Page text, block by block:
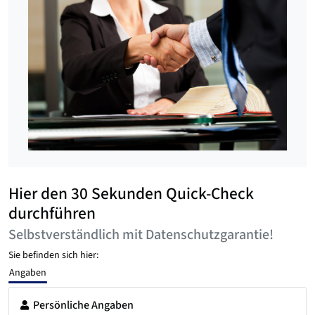
Hier den 30 Sekunden Quick-Check
durchführen
Selbstverständlich mit Datenschutzgarantie!
Sie befinden sich hier:
Angaben
Persönliche Angaben